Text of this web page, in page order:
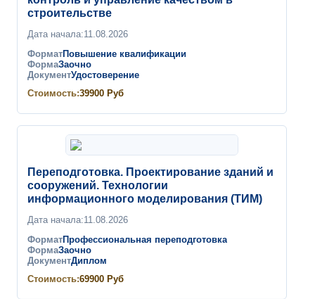
строительстве
Дата начала:11.08.2026
ФорматПовышение квалификации
ФормаЗаочно
ДокументУдостоверение
Стоимость:39900 Руб
Переподготовка. Проектирование зданий и
сооружений. Технологии
информационного моделирования (ТИМ)
Дата начала:11.08.2026
ФорматПрофессиональная переподготовка
ФормаЗаочно
ДокументДиплом
Стоимость:69900 Руб